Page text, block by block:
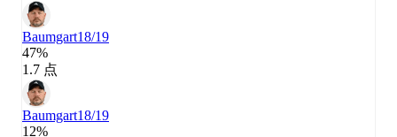
Baumgart18/19
47%
1.7 点
Baumgart18/19
12%